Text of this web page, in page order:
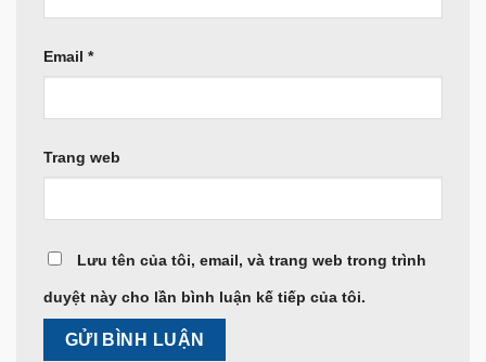
Email *
Trang web
Lưu tên của tôi, email, và trang web trong trình
duyệt này cho lần bình luận kế tiếp của tôi.